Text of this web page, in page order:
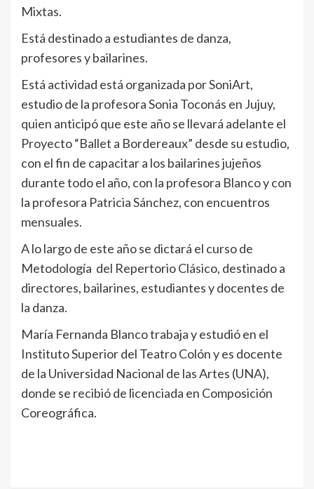
Mixtas.
Está destinado a estudiantes de danza,
profesores y bailarines.
Está actividad está organizada por SoniArt,
estudio de la profesora Sonia Toconás en Jujuy,
quien anticipó que este año se llevará adelante el
Proyecto “Ballet a Bordereaux” desde su estudio,
con el fin de capacitar a los bailarines jujeños
durante todo el año, con la profesora Blanco y con
la profesora Patricia Sánchez, con encuentros
mensuales.
A lo largo de este año se dictará el curso de
Metodología del Repertorio Clásico, destinado a
directores, bailarines, estudiantes y docentes de
la danza.
María Fernanda Blanco trabaja y estudió en el
Instituto Superior del Teatro Colón y es docente
de la Universidad Nacional de las Artes (UNA),
donde se recibió de licenciada en Composición
Coreográfica.